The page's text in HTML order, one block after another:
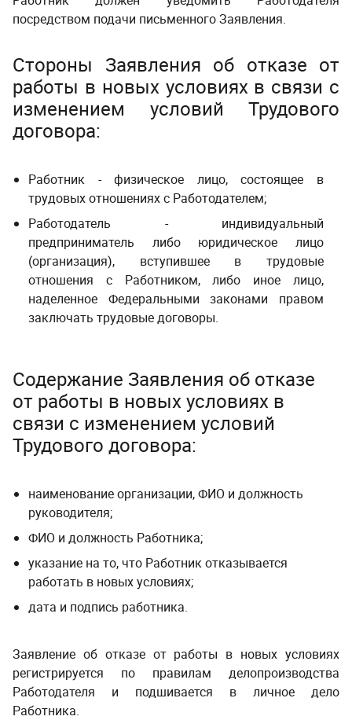
посредством подачи письменного Заявления.
Стороны Заявления об отказе от
работы в новых условиях в связи с
изменением условий Трудового
договора:
Работник - физическое лицо, состоящее в
трудовых отношениях с Работодателем;
Работодатель - индивидуальный
предприниматель либо юридическое лицо
(организация), вступившее в трудовые
отношения с Работником, либо иное лицо,
наделенное Федеральными законами правом
заключать трудовые договоры.
Содержание Заявления об отказе
от работы в новых условиях в
связи с изменением условий
Трудового договора:
наименование организации, ФИО и должность
руководителя;
ФИО и должность Работника;
указание на то, что Работник отказывается
работать в новых условиях;
дата и подпись работника.
Заявление об отказе от работы в новых условиях
регистрируется по правилам делопроизводства
Работодателя и подшивается в личное дело
Работника.